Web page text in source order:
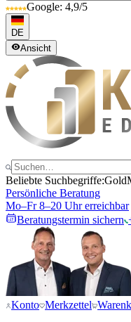
Google: 4,9/5
DE
Ansicht
Beliebte Suchbegriffe:Gold
Persönliche Beratung
Mo–Fr 8–20 Uhr erreichbar
Beratungstermin sichern
Konto Merkzettel